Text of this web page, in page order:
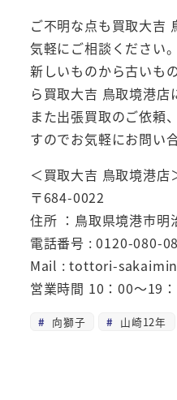
ご不明な点も買取大吉
気軽にご相談ください。
新しいものから古いも
ら買取大吉 鳥取境港店
また出張買取のご依頼
すのでお気軽にお問い
＜買取大吉 鳥取境港店
〒684-0022
住所 ：鳥取県境港市明
電話番号 : 0120-080-
Mail : tottori-
営業時間 10：00～19
向獅子 山崎12年